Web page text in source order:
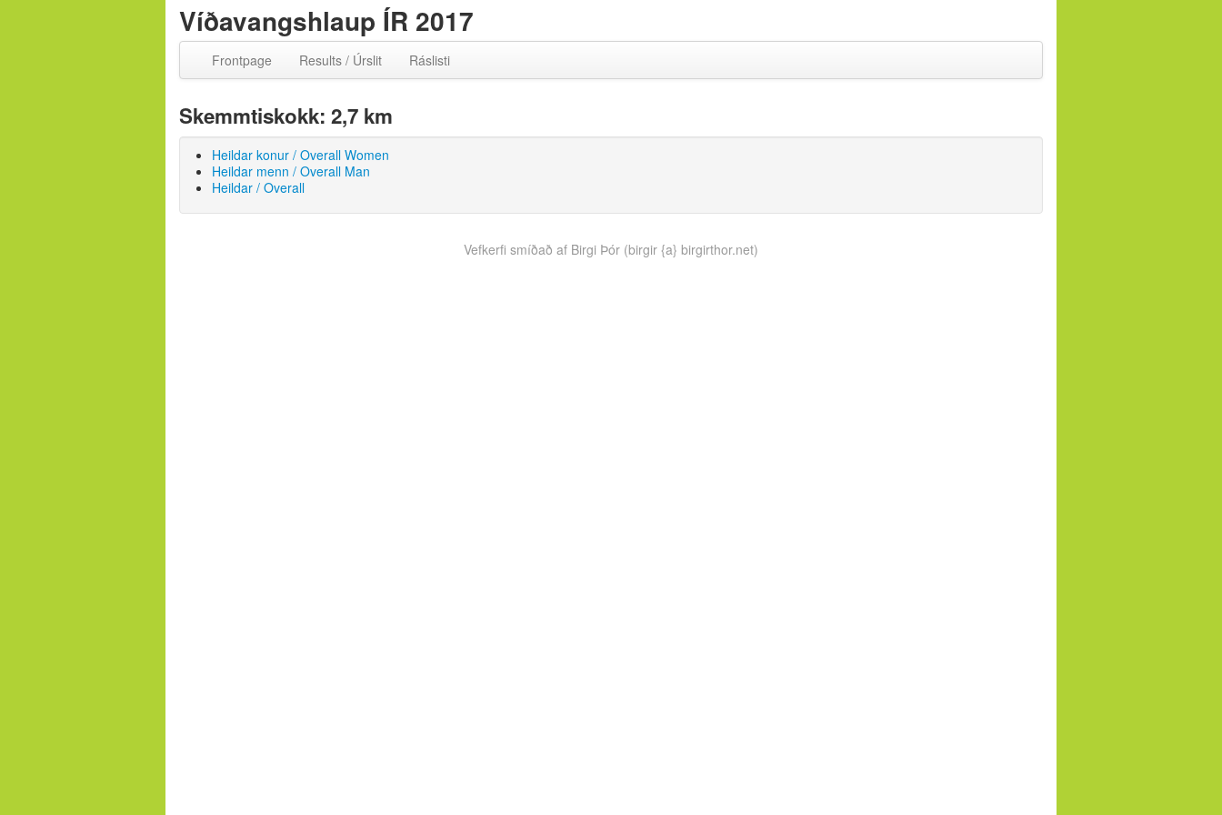
Víðavangshlaup ÍR 2017
Frontpage Results / Úrslit Ráslisti
Skemmtiskokk: 2,7 km
Heildar konur / Overall Women
Heildar menn / Overall Man
Heildar / Overall
Vefkerfi smíðað af Birgi Þór (birgir {a} birgirthor.net)